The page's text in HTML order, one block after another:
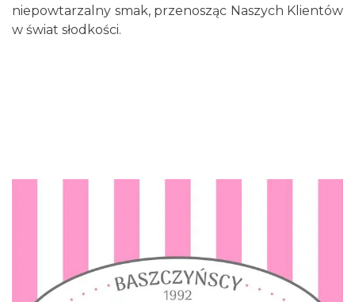
niepowtarzalny smak, przenosząc Naszych Klientów
w świat słodkości.